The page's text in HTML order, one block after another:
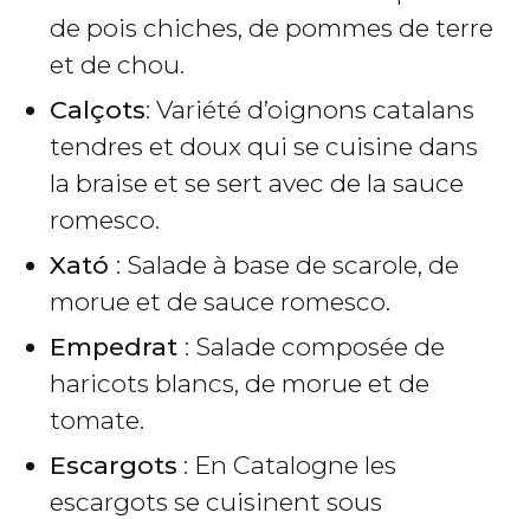
de pois chiches, de pommes de terre
et de chou.
Calçots: Variété d’oignons catalans
tendres et doux qui se cuisine dans
la braise et se sert avec de la sauce
romesco.
Xató : Salade à base de scarole, de
morue et de sauce romesco.
Empedrat : Salade composée de
haricots blancs, de morue et de
tomate.
Escargots : En Catalogne les
escargots se cuisinent sous